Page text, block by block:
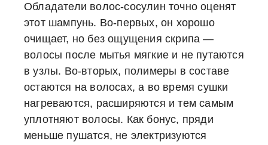
Обладатели волос-сосулин точно оценят
этот шампунь. Во-первых, он хорошо
очищает, но без ощущения скрипа —
волосы после мытья мягкие и не путаются
в узлы. Во-вторых, полимеры в составе
остаются на волосах, а во время сушки
нагреваются, расширяются и тем самым
уплотняют волосы. Как бонус, пряди
меньше пушатся, не электризуются